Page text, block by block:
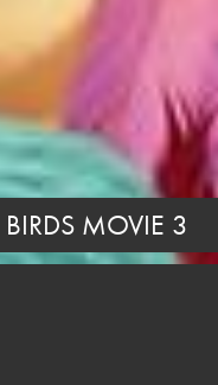
MOVIE 3